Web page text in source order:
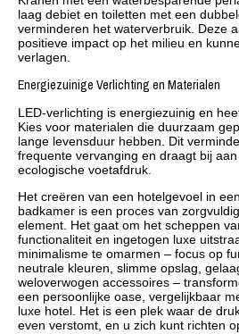
laag debiet en toiletten met een
verminderen het waterverbruik. Deze
positieve impact op het milieu en
verlagen.
Energiezuinige Verlichting en Materialen
LED-verlichting is energiezuinig en
Kies voor materialen die duurzaam
lange levensduur hebben. Dit
frequente vervanging en draagt bij
ecologische voetafdruk.
Het creëren van een hotelgevoel in
badkamer is een proces van
element. Het gaat om het scheppen
functionaliteit en ingetogen luxe
minimalisme te omarmen – focus op
neutrale kleuren, slimme opslag,
weloverwogen accessoires –
een persoonlijke oase, vergelijkbaar
luxe hotel. Het is een plek waar de
even verstomt, en u zich kunt richten